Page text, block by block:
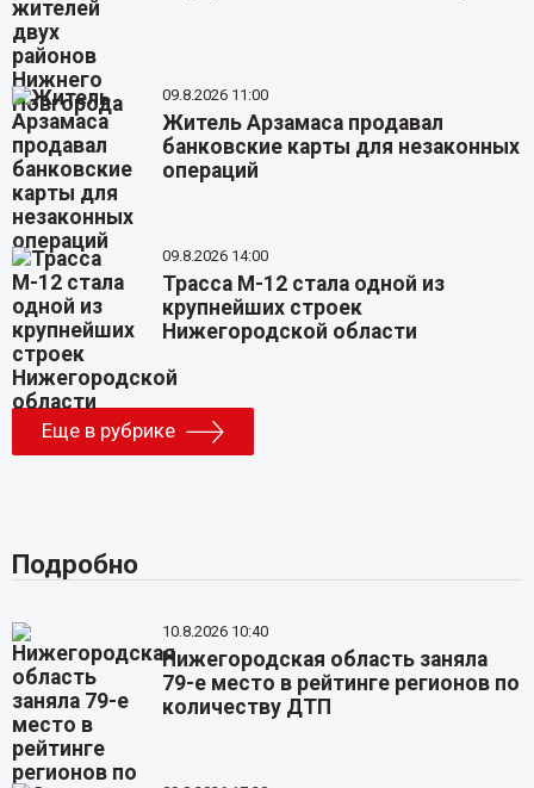
09.8.2026 11:00
Житель Арзамаса продавал
банковские карты для незаконных
операций
09.8.2026 14:00
Трасса М-12 стала одной из
крупнейших строек
Нижегородской области
Еще в рубрике
Подробно
10.8.2026 10:40
Нижегородская область заняла
79-е место в рейтинге регионов по
количеству ДТП